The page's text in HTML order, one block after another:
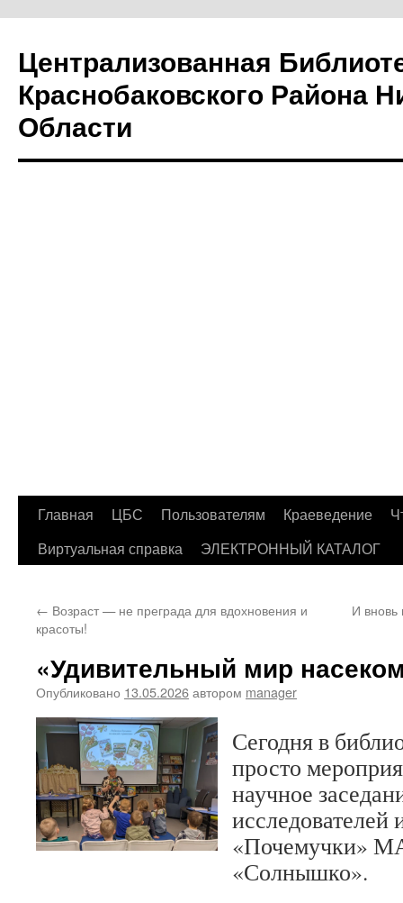
Централизованная
Краснобаковского Района
Области
Перейти
Главная ЦБС Пользователям Краеведение
Виртуальная справка
ЭЛЕКТРОННЫЙ КАТАЛОГ
← Возраст — не преграда для вдохновения и
красоты!
И вновь
«Удивительный мир
Опубликовано 13.05.2026автором manager
Сегодня в
просто
научное
исследователей
«Почемучки»
«Солнышко».